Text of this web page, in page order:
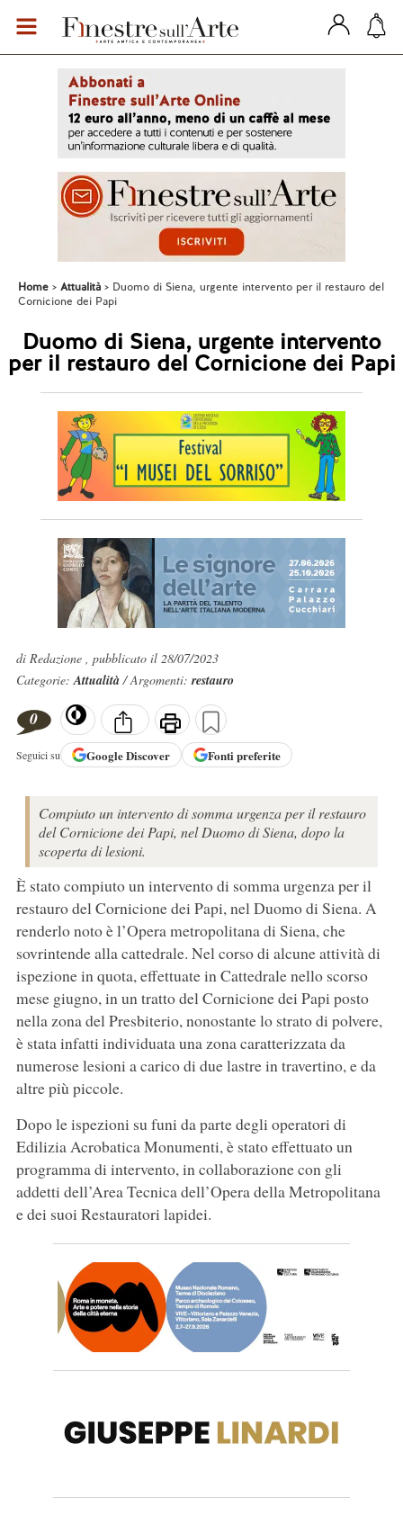
Home Attualità
Duomo di Siena, urgente intervento per il restauro del
Cornicione dei Papi
Duomo di Siena, urgente intervento
per il restauro del Cornicione dei Papi
di Redazione , pubblicato il 28/07/2023
Categorie:Attualità/ Argomenti:restauro
0
Seguici su GoogleDiscover Fonti preferite
Compiuto un intervento di somma urgenza per il restauro
del Cornicione dei Papi, nel Duomo di Siena, dopo la
scoperta di lesioni.
È stato compiuto un intervento di somma urgenza per il
restauro del Cornicione dei Papi, nel Duomo di Siena. A
renderlo noto è l’Opera metropolitana di Siena, che
sovrintende alla cattedrale. Nel corso di alcune attività di
ispezione in quota, effettuate in Cattedrale nello scorso
mese giugno, in un tratto del Cornicione dei Papi posto
nella zona del Presbiterio, nonostante lo strato di polvere,
è stata infatti individuata una zona caratterizzata da
numerose lesioni a carico di due lastre in travertino, e da
altre più piccole.
Dopo le ispezioni su funi da parte degli operatori di
Edilizia Acrobatica Monumenti, è stato effettuato un
programma di intervento, in collaborazione con gli
addetti dell’Area Tecnica dell’Opera della Metropolitana
e dei suoi Restauratori lapidei.